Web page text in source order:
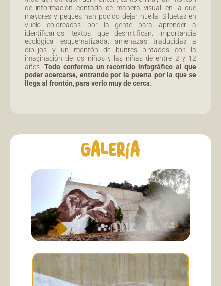
de información contada de manera visual en la que
mayores y peques han podido dejar huella. Siluetas en
vuelo coloreadas por la gente para aprender a
identificarlos, textos que desmitifican, importancia
ecológica esquematizada, amenazas traducidas a
dibujos y un montón de buitres pintados con la
imaginación de los niños y las niñas de entre 2 y 12
años. Todo conforma un recorrido infográfico al que
poder acercarse, entrando por la puerta por la que se
llega al frontón, para verlo muy de cerca.
GALERÍA